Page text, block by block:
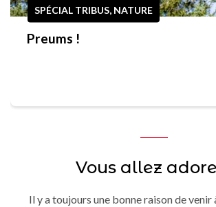
SPÉCIAL TRIBUS, NATURE
Preums !
Vous allez
Il y a toujours une bonne raison de